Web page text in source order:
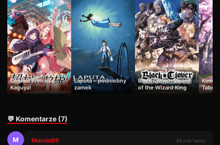
Cosmic Princess
Kaguya!
Laputa – podniebny
zamek
Black Clover: Sword
of the Wizard King
Kimi
💬 Komentarze (7)
M Marcin89 44 min temu